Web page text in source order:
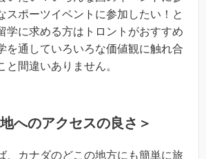
スポーツイベントに参加したい！と
学に求める方はトロントがおすすめ
を通していろいろな価値観に触れ合
と間違いありません。
へのアクセスの良さ＞
、カナダのどこの地方にも簡単に旅